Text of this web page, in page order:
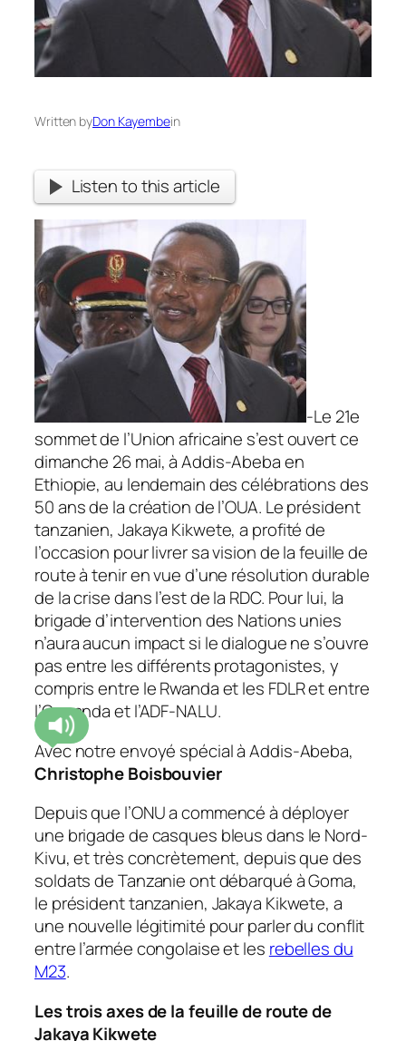
Written byDon Kayembein
Listen to this article
-Le 21e
sommet de l’Union africaine s’est ouvert ce
dimanche 26 mai, à Addis-Abeba en
Ethiopie, au lendemain des célébrations des
50 ans de la création de l’OUA. Le président
tanzanien, Jakaya Kikwete, a profité de
l’occasion pour livrer sa vision de la feuille de
route à tenir en vue d’une résolution durable
de la crise dans l’est de la RDC. Pour lui, la
brigade d’intervention des Nations unies
n’aura aucun impact si le dialogue ne s’ouvre
pas entre les différents protagonistes, y
compris entre le Rwanda et les FDLR et entre
l’Ouganda et l’ADF-NALU.
Avec notre envoyé spécial à Addis-Abeba,
Christophe Boisbouvier
Depuis que l’ONU a commencé à déployer
une brigade de casques bleus dans le Nord-
Kivu, et très concrètement, depuis que des
soldats de Tanzanie ont débarqué à Goma,
le président tanzanien, Jakaya Kikwete, a
une nouvelle légitimité pour parler du conflit
entre l’armée congolaise et les rebelles du
M23.
Les trois axes de la feuille de route de
Jakaya Kikwete